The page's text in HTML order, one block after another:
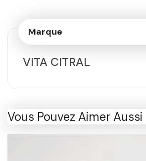
Marque
VITA CITRAL
Vous Pouvez Aimer Aussi